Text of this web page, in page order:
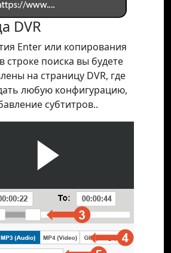
DVR
Enter или копирования
строке поиска вы будете
на страницу DVR, где
любую конфигурацию,
субтитров..